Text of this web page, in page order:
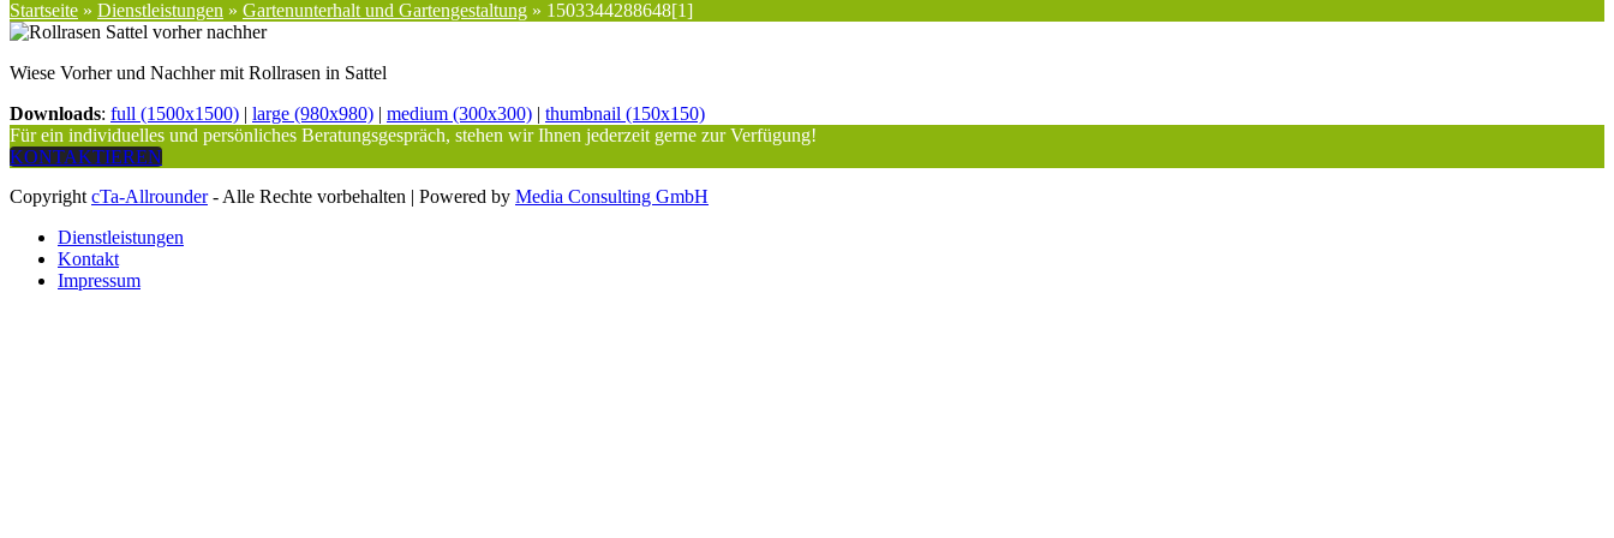
Startseite » Dienstleistungen » Gartenunterhalt und Gartengestaltung » 1503344288648[1]
Wiese Vorher und Nachher mit Rollrasen in Sattel
Downloads: full (1500x1500) | large (980x980) | medium (300x300) | thumbnail (150x150)
Für ein individuelles und persönliches Beratungsgespräch, stehen wir Ihnen jederzeit gerne zur Verfügung!
KONTAKTIEREN
Copyright cTa-Allrounder- Alle Rechte vorbehalten | Powered by Media Consulting GmbH
Dienstleistungen
Kontakt
Impressum